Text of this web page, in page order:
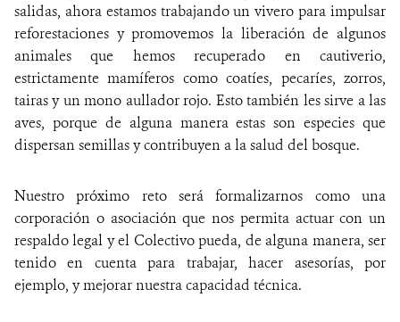
salidas, ahora estamos trabajando un vivero para impulsar
reforestaciones y promovemos la liberación de algunos
animales que hemos recuperado en cautiverio,
estrictamente mamíferos como coatíes, pecaríes, zorros,
tairas y un mono aullador rojo. Esto también les sirve a las
aves, porque de alguna manera estas son especies que
dispersan semillas y contribuyen a la salud del bosque.
Nuestro próximo reto será formalizarnos como una
corporación o asociación que nos permita actuar con un
respaldo legal y el Colectivo pueda, de alguna manera, ser
tenido en cuenta para trabajar, hacer asesorías, por
ejemplo, y mejorar nuestra capacidad técnica.